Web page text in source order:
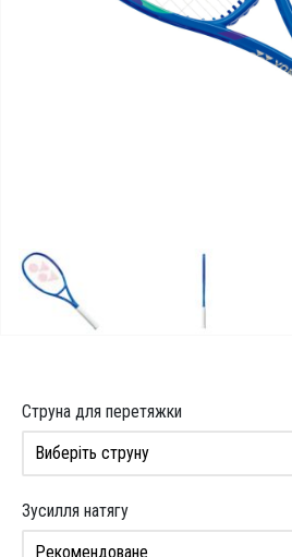
Струна для перетяжки
Зусилля натягу